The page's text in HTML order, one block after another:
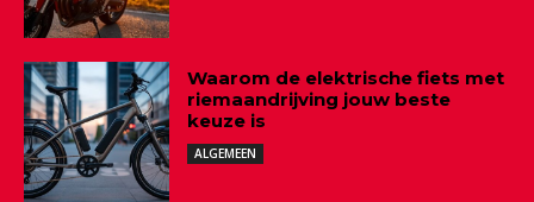
Waarom de elektrische fiets met
riemaandrijving jouw beste
keuze is
ALGEMEEN